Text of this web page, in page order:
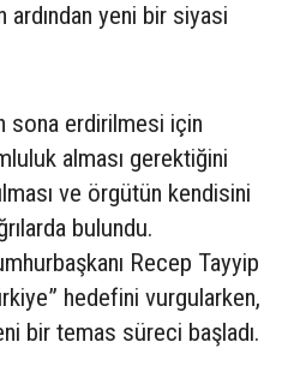
ardından yeni bir siyasi
sona erdirilmesi için
alması gerektiğini
ve örgütün kendisini
bulundu.
Recep Tayyip
hedefini vurgularken,
bir temas süreci başladı.